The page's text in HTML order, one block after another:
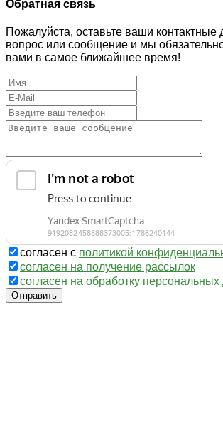
Обратная связь
Пожалуйста, оставьте ваши
вопрос или сообщение и мы
вами в самое ближайшее время!
согласен с политикой
согласен на получение рассылок
согласен на обработку
Отправить